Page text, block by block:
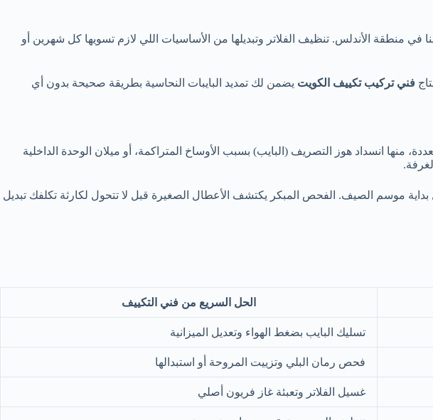
الأندلس. تنظيف الفلاتر وتبديلها من الأساسيات اللي لازم تسويها كل شهرين أو
فني تركيب تكييف الكويت يضمن لك تمديد البايبات النحاسية بطريقة صحيحة بدون أي
انسداد هوز التصريف (البايب) بسبب الأوساخ المتراكمة، أو ميلان الوحدة الداخلية
موسم الصيف. الفحص المبكر يكتشف الأعطال الصغيرة قبل لا تتحول لكارثة تكلفك تبديل
الحل السريع من فني التكييف
تسليك البايب بضغط الهواء وتعديل الميزانية
فحص رمان البلي وتزييت المروحة أو استبدالها
غسيل الفلاتر وتعبئة غاز فريون أصلي